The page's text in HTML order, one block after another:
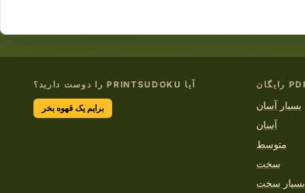
بسیار آسان
آسان
متوسط
سخت
بسیار سخت
آیا PRINTSUDOKU را دوست دارید؟
برایم یک قهوه بخر